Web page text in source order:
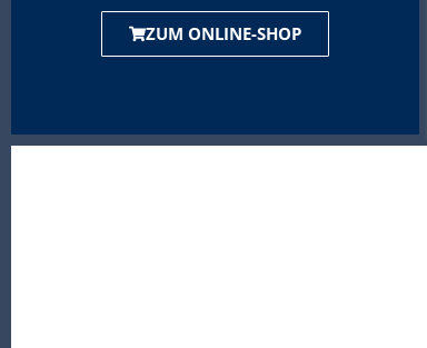
ZUM ONLINE-SHOP